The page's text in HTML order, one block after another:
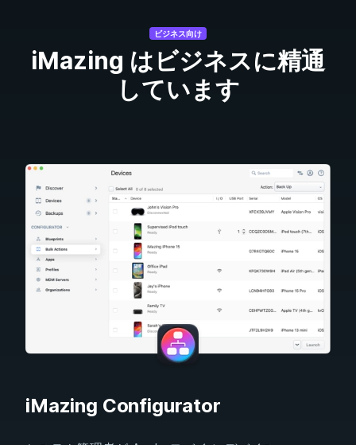
ビジネス向け
iMazing はビジネスに精通
しています
iMazing Configurator